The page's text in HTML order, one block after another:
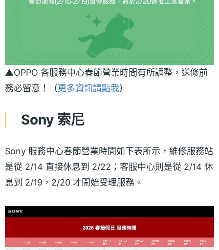
▲OPPO 各服務中心春節營業時間有所調整，送修前
務必留意！（更多資訊請點我）
Sony 索尼
Sony 服務中心春節營業時間如下表所示，維修服務站
是從 2/14 直接休息到 2/22；客服中心則是從 2/14 休
息到 2/19，2/20 才開始受理服務。